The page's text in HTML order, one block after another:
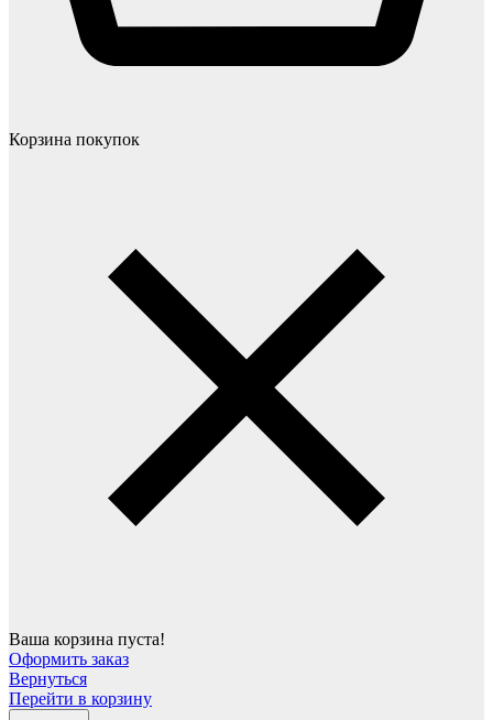
Корзина покупок
Ваша корзина пуста!
Оформить заказ
Вернуться
Перейти в корзину